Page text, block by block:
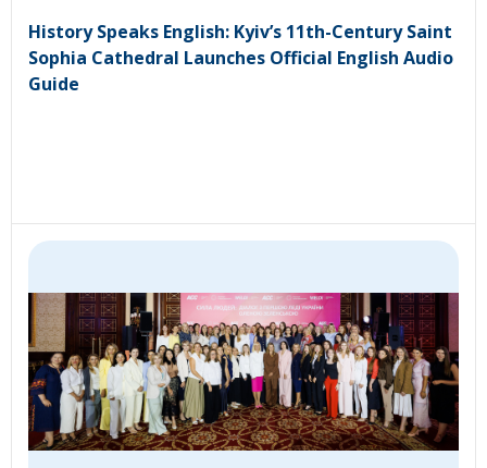
History Speaks English: Kyiv’s 11th-Century Saint
Sophia Cathedral Launches Official English Audio
Guide